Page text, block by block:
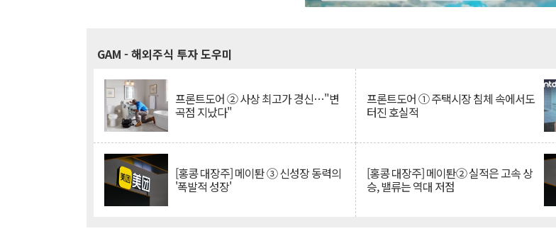
GAM - 해외주식 투자 도우미
프론트도어 ② 사상 최고가 경신…"변
곡점 지났다"
프론트도어 ① 주택시장 침체 속에서도
터진 호실적
[홍콩 대장주] 메이퇀 ③ 신성장 동력의
'폭발적 성장'
[홍콩 대장주] 메이퇀② 실적은 고속 상
승, 밸류는 역대 저점